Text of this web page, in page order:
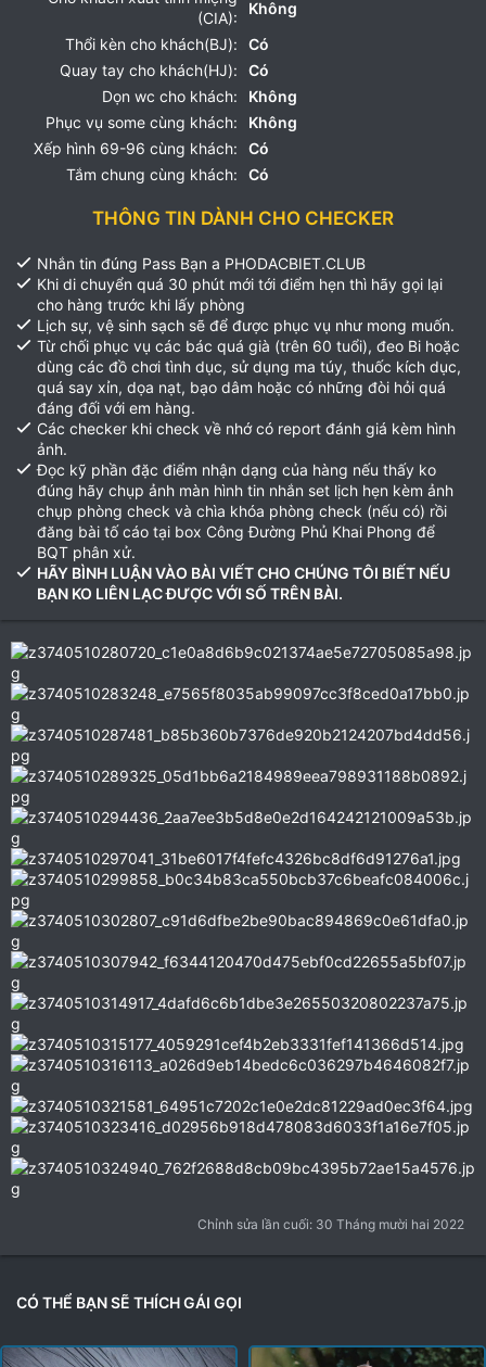
(CIA):
Không
Thổi kèn cho khách(BJ):
Có
Quay tay cho khách(HJ):
Có
Dọn wc cho khách:
Không
Phục vụ some cùng khách:
Không
Xếp hình 69-96 cùng khách:
Có
Tắm chung cùng khách:
Có
THÔNG TIN DÀNH CHO CHECKER
Nhắn tin đúng Pass Bạn a PHODACBIET.CLUB
Khi di chuyển quá 30 phút mới tới điểm hẹn thì hãy gọi lại
cho hàng trước khi lấy phòng
Lịch sự, vệ sinh sạch sẽ để được phục vụ như mong muốn.
Từ chối phục vụ các bác quá già (trên 60 tuổi), đeo Bi hoặc
dùng các đồ chơi tình dục, sử dụng ma túy, thuốc kích dục,
quá say xỉn, dọa nạt, bạo dâm hoặc có những đòi hỏi quá
đáng đối với em hàng.
Các checker khi check về nhớ có report đánh giá kèm hình
ảnh.
Đọc kỹ phần đặc điểm nhận dạng của hàng nếu thấy ko
đúng hãy chụp ảnh màn hình tin nhắn set lịch hẹn kèm ảnh
chụp phòng check và chìa khóa phòng check (nếu có) rồi
đăng bài tố cáo tại box Công Đường Phủ Khai Phong để
BQT phân xử.
HÃY BÌNH LUẬN VÀO BÀI VIẾT CHO CHÚNG TÔI BIẾT NẾU
BẠN KO LIÊN LẠC ĐƯỢC VỚI SỐ TRÊN BÀI.
Chỉnh sửa lần cuối: 30 Tháng mười hai 2022
CÓ THỂ BẠN SẼ THÍCH GÁI GỌI